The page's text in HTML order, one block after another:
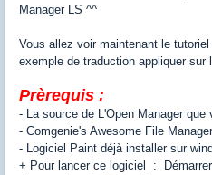
Manager LS ^^
Vous allez voir maintenant le
exemple de traduction appliquer sur
Prèrequis :
- La source de L'Open Manager que
- Comgenie's Awesome File Manager
- Logiciel Paint déjà installer sur
+ Pour lancer ce logiciel :